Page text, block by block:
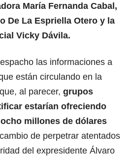
María Fernanda Cabal,
De La Espriella Otero y la
Vicky Dávila.
las informaciones a
están circulando en la
al parecer, grupos
estarían ofreciendo
millones de dólares
de perpetrar atentados
del expresidente Álvaro